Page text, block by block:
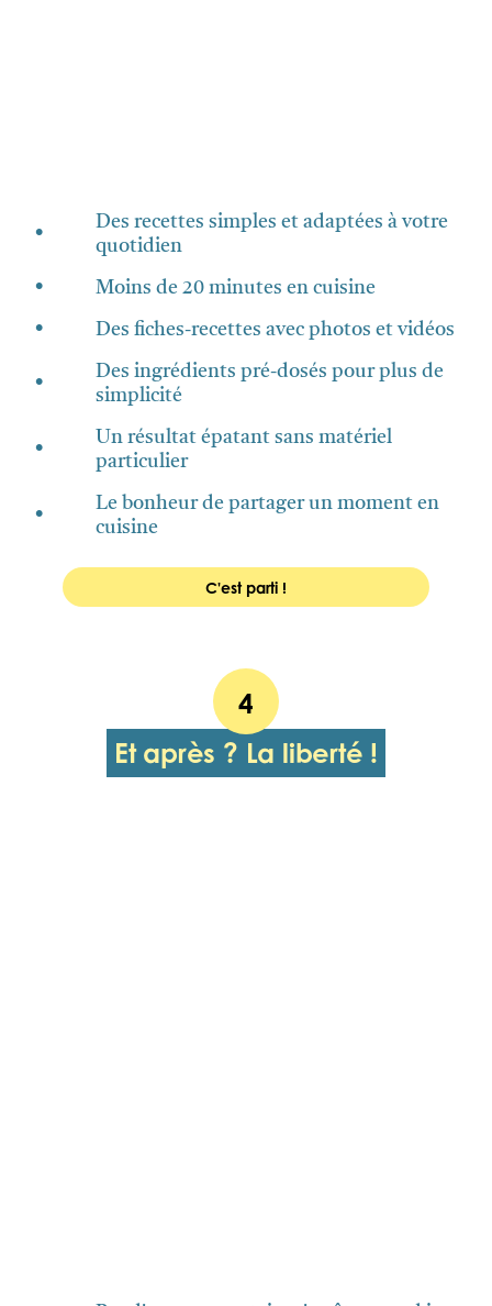
•
Des recettes simples et adaptées à votre
quotidien
•
Moins de 20 minutes en cuisine
•
Des fiches-recettes avec photos et vidéos
•
Des ingrédients pré-dosés pour plus de
simplicité
•
Un résultat épatant sans matériel
particulier
•
Le bonheur de partager un moment en
cuisine
C'est parti !
4
Et après ? La liberté !